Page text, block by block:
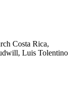
Costa Rica,
Luis Tolentino